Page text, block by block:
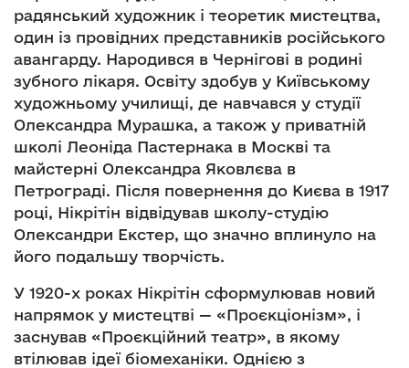
радянський художник і теоретик мистецтва,
один із провідних представників російського
авангарду. Народився в Чернігові в родині
зубного лікаря. Освіту здобув у Київському
художньому училищі, де навчався у студії
Олександра Мурашка, а також у приватній
школі Леоніда Пастернака в Москві та
майстерні Олександра Яковлєва в
Петрограді. Після повернення до Києва в 1917
році, Нікрітін відвідував школу-студію
Олександри Екстер, що значно вплинуло на
його подальшу творчість.
У 1920-х роках Нікрітін сформулював новий
напрямок у мистецтві — «Проєкціонізм», і
заснував «Проєкційний театр», в якому
втілював ідеї біомеханіки. Однією з